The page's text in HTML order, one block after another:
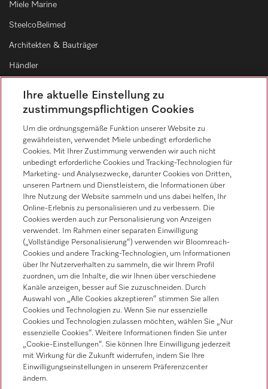
Miele Marine
SteelcoBelimed
Architekten & Bauträger
Händler
Kontakt
Kontaktübersicht
Vertrieb
0471 666 319
Werkkundendienst
0471 666 319
Folgen Sie Miele Professional
Datenschutz
Ihre aktuelle Einstellung zu
zustimmungspflichtigen Cookies
Um die ordnungsgemäße Funktion unserer Website zu
gewährleisten, verwendet Miele unbedingt erforderliche
Cookies. Mit Ihrer Zustimmung verwenden wir auch nicht
unbedingt erforderliche Cookies und Tracking-Technologien für
Marketing- und Analysezwecke, darunter Cookies von Dritten,
unseren Partnern und Dienstleistern, die Informationen über
Ihre Nutzung der Website sammeln und uns dabei helfen, Ihr
Online-Erlebnis zu personalisieren und zu verbessern. Die
Cookies werden auch zur Personalisierung von Anzeigen
verwendet. Im Rahmen einer separaten Einwilligung
(„Vollständige Personalisierung“) verwenden wir Bloomreach-
Cookies und andere Tracking-Technologien, um Informationen
über Ihr Nutzerverhalten zu sammeln, die wir Ihrem Profil
zuordnen, um die Inhalte, die wir Ihnen über verschiedene
Kanäle anzeigen, besser auf Sie zuzuschneiden. Durch
Auswahl von „Alle Cookies akzeptieren“ stimmen Sie allen
Cookies und Technologien zu. Wenn Sie nur essenzielle
Cookies und Technologien zulassen möchten, wählen Sie „Nur
essenzielle Cookies“. Weitere Informationen finden Sie unter
„Cookie-Einstellungen“. Sie können Ihre Einwilligung jederzeit
mit Wirkung für die Zukunft widerrufen, indem Sie Ihre
Einwilligungseinstellungen in unserem Präferenzcenter
ändern.